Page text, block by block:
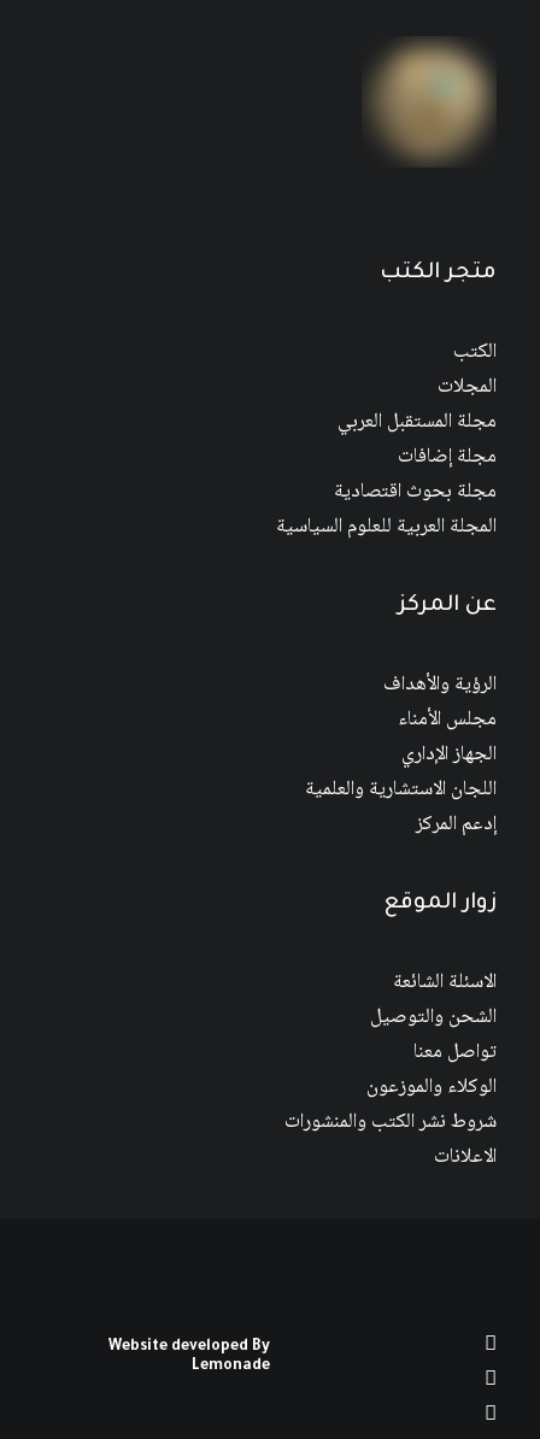
متجر الكتب
الكتب
المجلات
مجلة المستقبل العربي
مجلة إضافات
مجلة بحوث اقتصادية
المجلة العربية للعلوم السياسية
عن المركز
الرؤية والأهداف
مجلس الأمناء
الجهاز الإداري
اللجان الاستشارية والعلمية
إدعم المركز
زوار الموقع
الاسئلة الشائعة
الشحن والتوصيل
تواصل معنا
الوكلاء والموزعون
شروط نشر الكتب والمنشورات
الاعلانات
Website developed By
Lemonade